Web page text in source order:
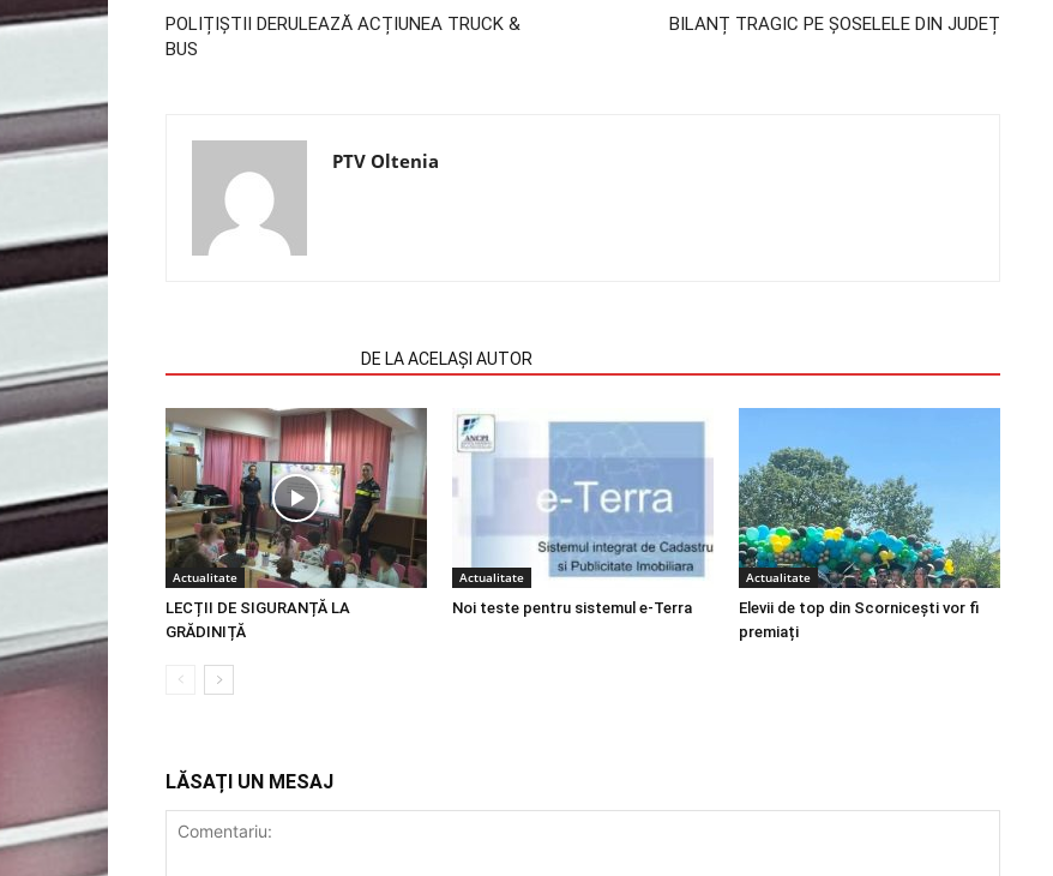
POLIȚIȘTII DERULEAZĂ ACȚIUNEA TRUCK &
BUS
BILANȚ TRAGIC PE ȘOSELELE DIN JUDEȚ
PTV Oltenia
DE LA ACELAȘI AUTOR
Actualitate
LECȚII DE SIGURANȚĂ LA
GRĂDINIȚĂ
Actualitate
Noi teste pentru sistemul e-Terra
Actualitate
Elevii de top din Scornicești vor fi
premiați
LĂSAȚI UN MESAJ